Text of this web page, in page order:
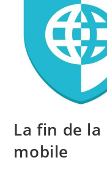
La fin de
mobile